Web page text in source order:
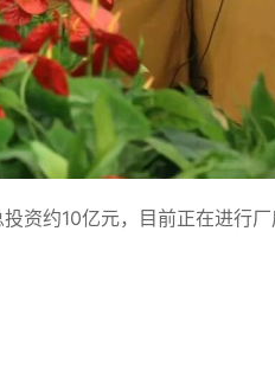
资约10亿元，目前正在进行